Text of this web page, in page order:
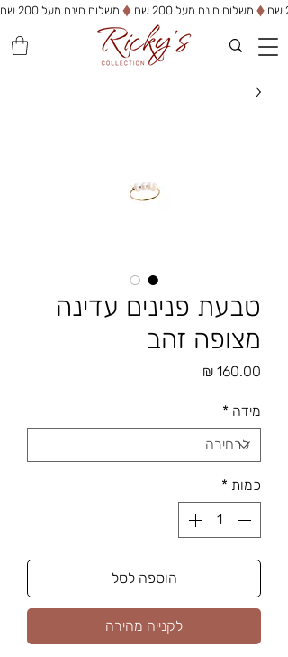
משלוח חינם מעל 200 שח
טבעת פנינים עדינה
מצופה זהב
מידה *
כמות *
הוספה לסל
לקנייה מהירה